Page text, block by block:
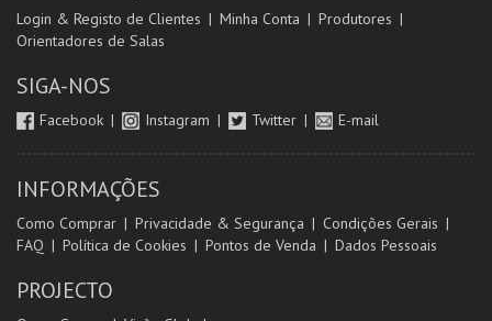
Login & Registo de Clientes Minha Conta
Produtores
Orientadores de Salas
SIGA-NOS
Facebook Instagram Twitter E-mail
INFORMAÇÕES
Como Comprar Privacidade & Segurança
Condições Gerais
FAQ
Política de Cookies Pontos de Venda Dados Pessoais
PROJECTO